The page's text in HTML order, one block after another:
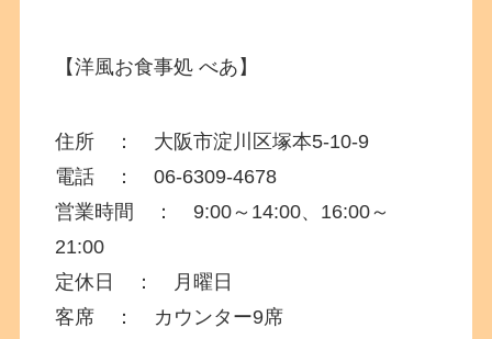
【洋風お食事処 べあ】
住所 ： 大阪市淀川区塚本5-10-9
電話 ： 06-6309-4678
営業時間 ： 9:00～14:00、16:00～
21:00
定休日 ： 月曜日
客席 ： カウンター9席